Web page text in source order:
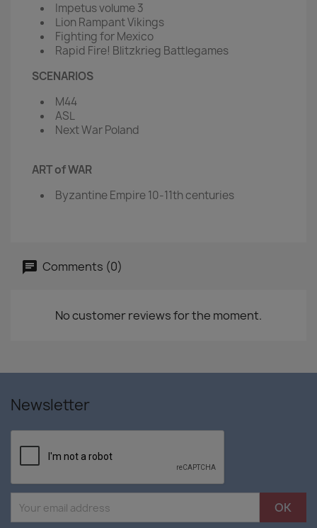
Impetus volume 3
Lion Rampant Vikings
Fighting for Mexico
Rapid Fire! Blitzkrieg Battlegames
SCENARIOS
M44
ASL
Next War Poland
ART of WAR
Byzantine Empire 10-11th centuries
Comments (0)
No customer reviews for the moment.
Newsletter